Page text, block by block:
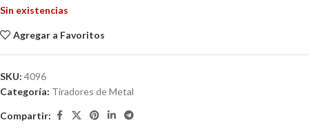
Sin existencias
Agregar a Favoritos
SKU: 4096
Categoría: Tiradores de Metal
Compartir: